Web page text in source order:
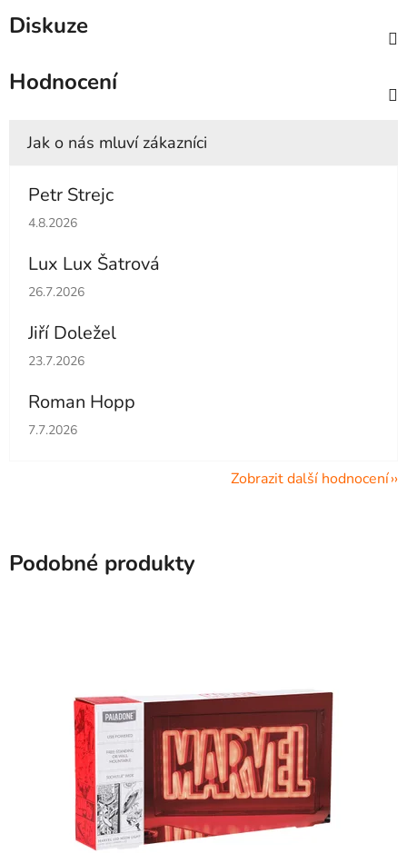
Diskuze
Hodnocení
Petr Strejc
Hodnocení obchodu je 5 z 5 hvězdiček.
4.8.2026
Lux Lux Šatrová
Hodnocení obchodu je 5 z 5 hvězdiček.
26.7.2026
Jiří Doležel
Hodnocení obchodu je 5 z 5 hvězdiček.
23.7.2026
Roman Hopp
Hodnocení obchodu je 5 z 5 hvězdiček.
7.7.2026
Zobrazit další hodnocení
Podobné produkty